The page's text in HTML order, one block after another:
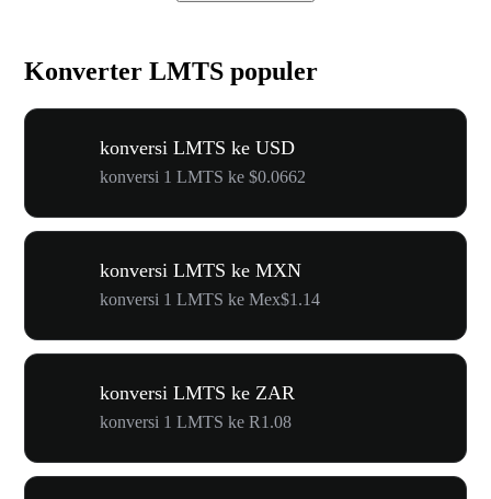
Konverter LMTS populer
konversi LMTS ke USD
konversi 1 LMTS ke $0.0662
konversi LMTS ke MXN
konversi 1 LMTS ke Mex$1.14
konversi LMTS ke ZAR
konversi 1 LMTS ke R1.08